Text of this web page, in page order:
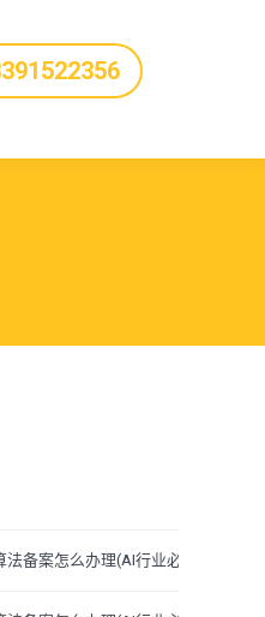
备案怎么办理(AI行业必备许